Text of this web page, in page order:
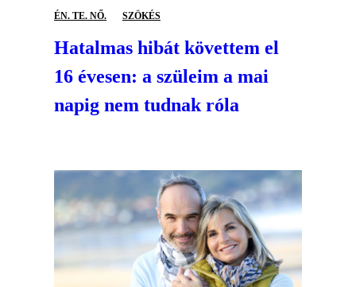
ÉN. TE. NŐ. SZÖKÉS
Hatalmas hibát követtem el
16 évesen: a szüleim a mai
napig nem tudnak róla